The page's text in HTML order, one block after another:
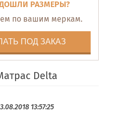
РАЗМЕРЫ?
по вашим меркам.
ПОД ЗАКАЗ
Delta
13:57:25